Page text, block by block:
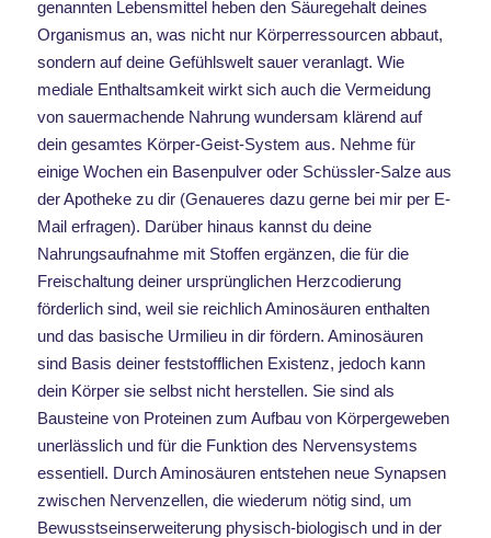
genannten Lebensmittel heben den Säuregehalt deines
Organismus an, was nicht nur Körperressourcen abbaut,
sondern auf deine Gefühlswelt sauer veranlagt. Wie
mediale Enthaltsamkeit wirkt sich auch die Vermeidung
von sauermachende Nahrung wundersam klärend auf
dein gesamtes Körper-Geist-System aus. Nehme für
einige Wochen ein Basenpulver oder Schüssler-Salze aus
der Apotheke zu dir (Genaueres dazu gerne bei mir per E-
Mail erfragen). Darüber hinaus kannst du deine
Nahrungsaufnahme mit Stoffen ergänzen, die für die
Freischaltung deiner ursprünglichen Herzcodierung
förderlich sind, weil sie reichlich Aminosäuren enthalten
und das basische Urmilieu in dir fördern. Aminosäuren
sind Basis deiner feststofflichen Existenz, jedoch kann
dein Körper sie selbst nicht herstellen. Sie sind als
Bausteine von Proteinen zum Aufbau von Körpergeweben
unerlässlich und für die Funktion des Nervensystems
essentiell. Durch Aminosäuren entstehen neue Synapsen
zwischen Nervenzellen, die wiederum nötig sind, um
Bewusstseinserweiterung physisch-biologisch und in der